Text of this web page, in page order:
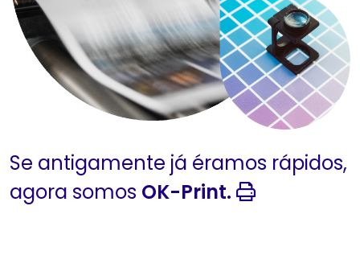
Se antigamente já éramos rápidos,
agora somos OK-Print.